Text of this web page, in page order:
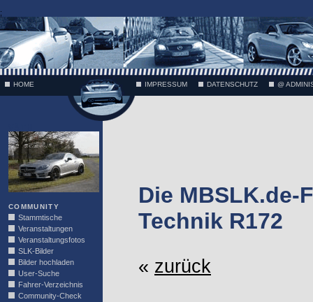
;
HOME IMPRESSUM DATENSCHUTZ @
COMMUNITY
Stammtische
Veranstaltungen
Veranstaltungsfotos
SLK-Bilder
Bilder hochladen
User-Suche
Fahrer-Verzeichnis
Community-Check
Die MBSLK.de-
Technik R172
« zurück